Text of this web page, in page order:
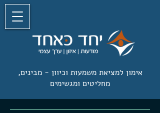
אימון למציאת משמעות וכיוון -מבינים,
מחליטים ומגשימים